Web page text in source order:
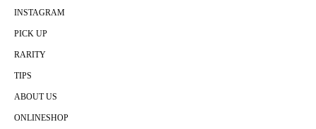
INSTAGRAM
PICK UP
RARITY
TIPS
ABOUT US
ONLINESHOP